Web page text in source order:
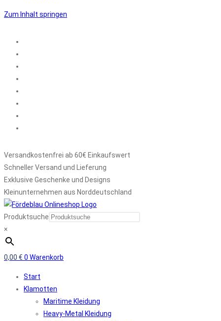
Zum Inhalt springen
Versandkostenfrei ab 60€ Einkaufswert
Schneller Versand und Lieferung
Exklusive Geschenke und Designs
Kleinunternehmen aus Norddeutschland
Produktsuche
×
0,00 € 0 Warenkorb
Start
Klamotten
Maritime Kleidung
Heavy-Metal Kleidung